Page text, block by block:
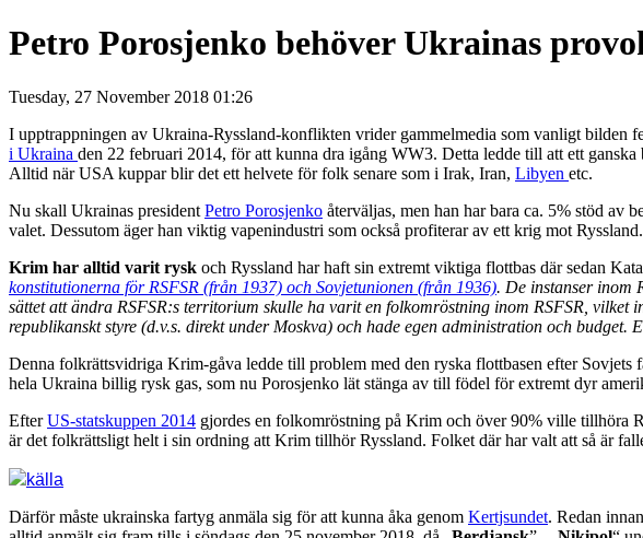
Petro Porosjenko behöver Ukrainas
Tuesday, 27 November 2018 01:26
I upptrappningen av Ukraina-Ryssland-konflikten vrider gammelmedia som vanligt
i Ukraina den 22 februari 2014, för att kunna dra igång WW3. Detta ledde till att ett
Alltid när USA kuppar blir det ett helvete för folk senare som i Irak, Iran, Libyen etc.
Nu skall Ukrainas president Petro Porosjenko återväljas, men han har bara ca. 5% stöd av
valet. Dessutom äger han viktig vapenindustri som också profiterar av ett krig mot Ryssland.
Krim har alltid varit rysk och Ryssland har haft sin extremt viktiga flottbas där sedan
konstitutionerna för RSFSR (från 1937) och Sovjetunionen (från 1936). De instanser inom
sättet att ändra RSFSR:s territorium skulle ha varit en folkomröstning inom RSFSR, vilket
republikanskt styre (d.v.s. direkt under Moskva) och hade egen administration och
Denna folkrättsvidriga Krim-gåva ledde till problem med den ryska flottbasen efter
hela Ukraina billig rysk gas, som nu Porosjenko lät stänga av till födel för extremt dyr
EfterUS-statskuppen 2014 gjordes en folkomröstning på Krim och över 90% ville tillhöra
är det folkrättsligt helt i sin ordning att Krim tillhör Ryssland. Folket där har valt att så är
källa
Därför måste ukrainska fartyg anmäla sig för att kunna åka genom Kertjsundet. Redan